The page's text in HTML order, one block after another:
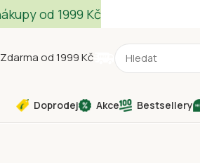
od 1999 Kč
Doprodej Akce Bestsellery
od 1999 Kč